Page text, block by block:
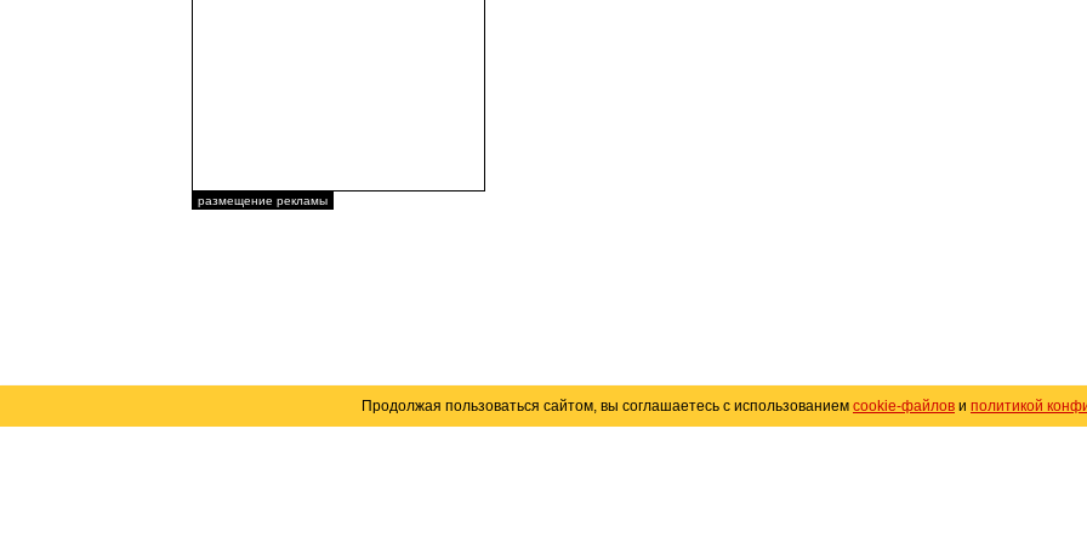
размещение рекламы
Продолжая пользоваться сайтом, вы соглашаетесь с использованием cookie-файлов и политикой